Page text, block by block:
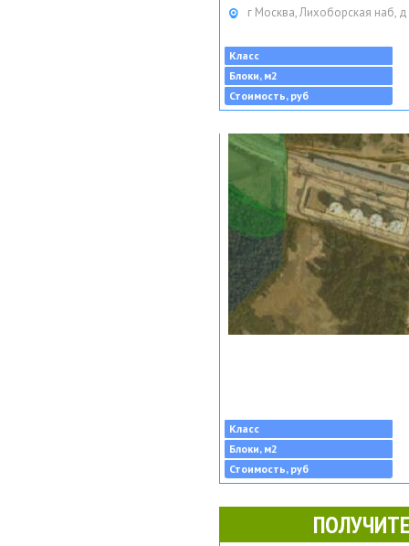
г Москва, Лихоборская наб,
Класс
Блоки, м2
Стоимость, руб
Класс
Блоки, м2
Стоимость, руб